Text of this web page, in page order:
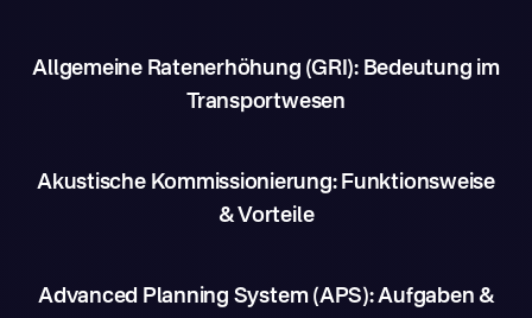
Allgemeine Ratenerhöhung (GRI): Bedeutung im
Transportwesen
Akustische Kommissionierung: Funktionsweise
& Vorteile
Advanced Planning System (APS): Aufgaben &